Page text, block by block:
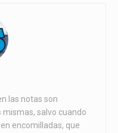
las notas son
salvo cuando
encomilladas, que